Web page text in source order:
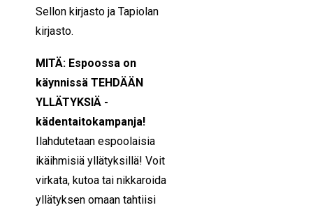
Sellon kirjasto ja Tapiolan
kirjasto.
MITÄ: Espoossa on
käynnissä TEHDÄÄN
YLLÄTYKSIÄ -
kädentaitokampanja!
Ilahdutetaan espoolaisia
ikäihmisiä yllätyksillä! Voit
virkata, kutoa tai nikkaroida
yllätyksen omaan tahtiisi